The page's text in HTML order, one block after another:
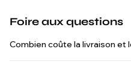
Foire aux questions
Combien coûte la livraison et